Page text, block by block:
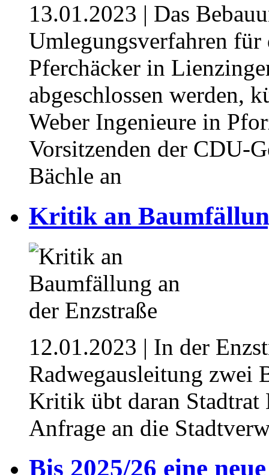
13.01.2023 | Das
Umlegungsverfahren
Pferchäcker in
abgeschlossen werden,
Weber Ingenieure in
Vorsitzenden der CDU-
Bächle an
Kritik an
12.01.2023 | In der
Radwegausleitung zwei
Kritik übt daran
Anfrage an die
Bis 2025/26 eine